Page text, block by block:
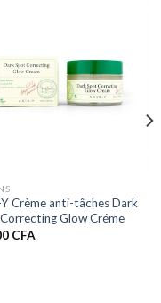
Crème anti-tâches Dark
Glow Créme
CFA